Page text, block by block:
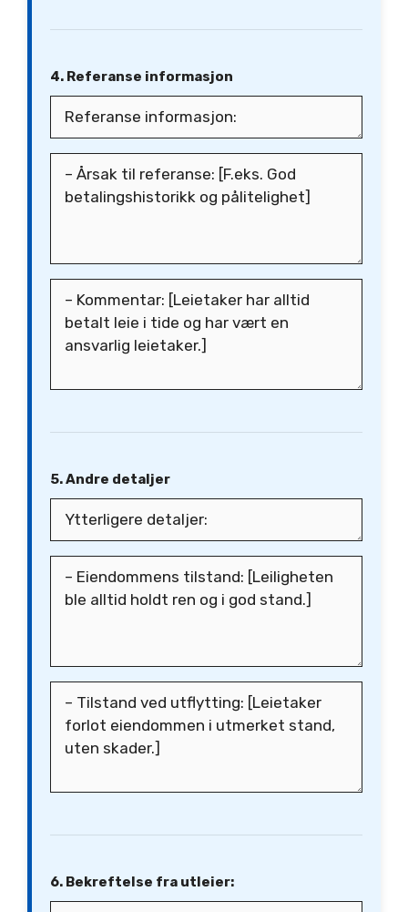
4. Referanse informasjon
5. Andre detaljer
6. Bekreftelse fra utleier: